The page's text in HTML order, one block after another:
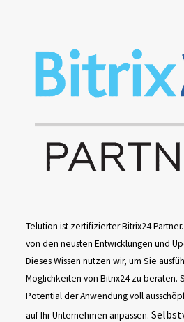
Telution ist zertifizierter Bitrix24
von den neusten Entwicklungen und
Dieses Wissen nutzen wir, um Sie
Möglichkeiten von Bitrix24 zu beraten.
Potential der Anwendung voll
auf Ihr Unternehmen anpassen.